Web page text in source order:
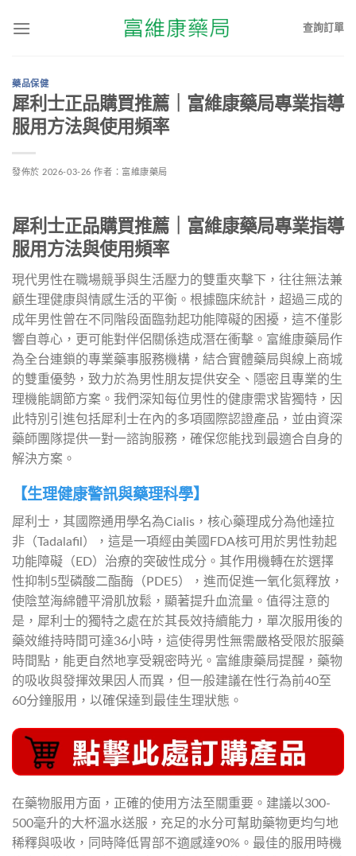
查詢訂單
藥品保健
犀利士正品購買推薦｜富維康藥局專業指導
服用方法與使用頻率
發佈於 2026-03-26 作者： 富維康藥局
犀利士正品購買推薦｜富維康藥局專業指導
服用方法與使用頻率
現代男性在職場競爭與生活壓力的雙重夾擊下，往往無法兼
顧生理健康與情感生活的平衡。根據臨床統計，超過三成的
成年男性曾在不同階段面臨勃起功能障礙的困擾，這不僅影
響自尊心，更可能對伴侶關係造成潛在衝擊。富維康藥局作
為全台連鎖的專業藥事服務機構，結合實體藥局與線上商城
的雙重優勢，致力於為男性朋友提供安全、隱密且專業的生
理機能調節方案。我們深知每位男性的健康需求皆獨特，因
此特別引進包括犀利士在內的多項國際認證產品，並由資深
藥師團隊提供一對一諮詢服務，確保您能找到最適合自身的
解決方案。
【生理健康警訊與藥理科學】
犀利士，其國際通用學名為Cialis，核心藥理成分為他達拉
非（Tadalafil），這是一項經由美國FDA核可用於男性勃起
功能障礙（ED）治療的突破性成分。其作用機轉在於選擇
性抑制5型磷酸二酯酶（PDE5），進而促進一氧化氮釋放，
使陰莖海綿體平滑肌放鬆，顯著提升血流量。值得注意的
是，犀利士的獨特之處在於其長效持續能力，單次服用後的
藥效維持時間可達36小時，這使得男性無需嚴格受限於服藥
時間點，能更自然地享受親密時光。富維康藥局提醒，藥物
的吸收與發揮效果因人而異，但一般建議在性行為前40至
60分鐘服用，以確保達到最佳生理狀態。
在藥物服用方面，正確的使用方法至關重要。建議以300-
500毫升的大杯溫水送服，充足的水分可幫助藥物更均勻地
稀釋與吸收，同時降低胃部不適感達90%。最佳的服用時機